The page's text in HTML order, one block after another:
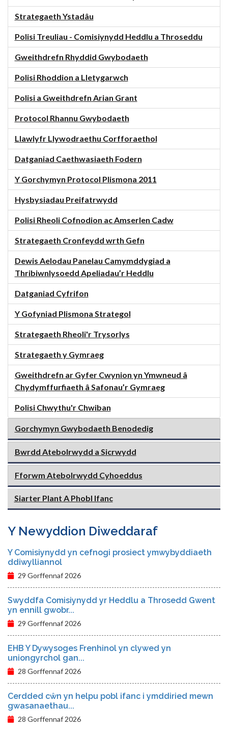
Strategaeth Ystadâu
Polisi Treuliau - Comisiynydd Heddlu a Throseddu
Gweithdrefn Rhyddid Gwybodaeth
Polisi Rhoddion a Lletygarwch
Polisi a Gweithdrefn Arian Grant
Protocol Rhannu Gwybodaeth
Llawlyfr Llywodraethu Corfforaethol
Datganiad Caethwasiaeth Fodern
Y Gorchymyn Protocol Plismona 2011
Hysbysiadau Preifatrwydd
Polisi Rheoli Cofnodion ac Amserlen Cadw
Strategaeth Cronfeydd wrth Gefn
Dewis Aelodau Panelau Camymddygiad a
Thribiwnlysoedd Apeliadau’r Heddlu
Datganiad Cyfrifon
Y Gofyniad Plismona Strategol
Strategaeth Rheoli'r Trysorlys
Strategaeth y Gymraeg
Gweithdrefn ar Gyfer Cwynion yn Ymwneud â
Chydymffurfiaeth â Safonau’r Gymraeg
Polisi Chwythu'r Chwiban
Gorchymyn Gwybodaeth Benodedig
Bwrdd Atebolrwydd a Sicrwydd
Fforwm Atebolrwydd Cyhoeddus
Siarter Plant A Phobl Ifanc
Y Newyddion Diweddaraf
Y Comisiynydd yn cefnogi prosiect ymwybyddiaeth
ddiwylliannol
29 Gorffennaf 2026
Swyddfa Comisiynydd yr Heddlu a Throsedd Gwent
yn ennill gwobr...
29 Gorffennaf 2026
EHB Y Dywysoges Frenhinol yn clywed yn
uniongyrchol gan...
28 Gorffennaf 2026
Cerdded cŵn yn helpu pobl ifanc i ymddiried mewn
gwasanaethau...
28 Gorffennaf 2026